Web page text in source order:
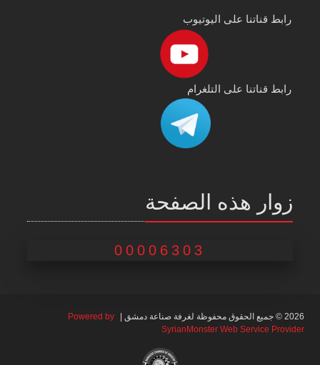
رابط قناتنا على اليوتيوب
رابط قناتنا على التلغرام
زوار هذه الصفحة
00006303
2026 © جميع الحقوق محفوظة لغرفة صناعة دمشق |
Powered by
SyrianMonster Web Service Provider